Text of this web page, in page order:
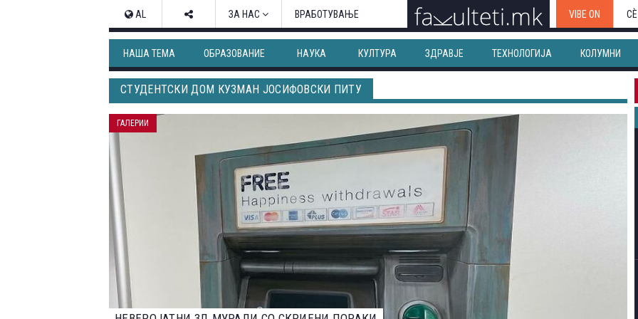
AL ЗА НАС ВРАБОТУВАЊЕ VIBE ON
НАША ТЕМА ОБРАЗОВАНИЕ НАУКА КУЛТУРА ЗДРАВЈЕ ТЕХНОЛОГИЈА КОЛУМНИ
СТУДЕНТСКИ ДОМ КУЗМАН ЈОСИФОВСКИ ПИТУ
НАЈДОБРИТЕ ФОТОГРАФИИ ОД НАТПРЕВАРОТ ЗА НАЈДОБАР ФОТОГРАФ НА ДИВИОТ СВЕТ НА
ГАЛЕРИИ